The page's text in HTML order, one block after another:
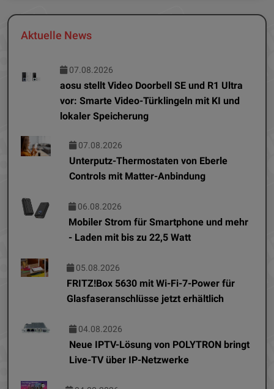
Aktuelle News
07.08.2026
aosu stellt Video Doorbell SE und R1 Ultra
vor: Smarte Video-Türklingeln mit KI und
lokaler Speicherung
07.08.2026
Unterputz-Thermostaten von Eberle
Controls mit Matter-Anbindung
06.08.2026
Mobiler Strom für Smartphone und mehr
- Laden mit bis zu 22,5 Watt
05.08.2026
FRITZ!Box 5630 mit Wi-Fi-7-Power für
Glasfaseranschlüsse jetzt erhältlich
04.08.2026
Neue IPTV-Lösung von POLYTRON bringt
Live-TV über IP-Netzwerke